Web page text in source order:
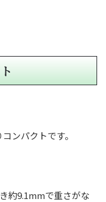
ンパクトです。
約9.1mmで重さがな